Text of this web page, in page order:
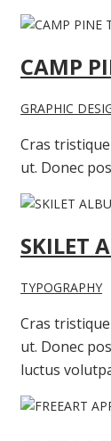
CAMP
GRAPHIC
Cras
ut. Donec
SKILET
TYPOGRAPHY
Cras
ut. Donec
luctus